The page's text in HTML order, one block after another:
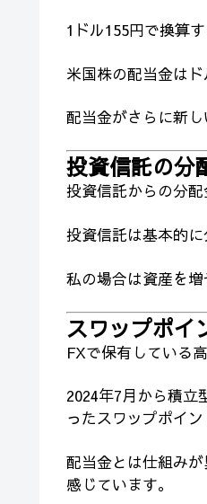
1ドル155円で換算す
米国株の配当金は
配当金がさらに新
投資信託の分
投資信託からの分配
投資信託は基本的
私の場合は資産を
スワップポイ
FXで保有している
2024年7月から積
ったスワップポイン
配当金とは仕組み
感じています。